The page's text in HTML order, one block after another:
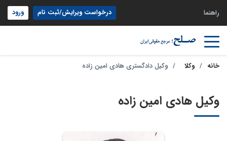
راهنما درخواست ویرایش/ثبت نام ورود
خانه وکلا وکیل دادگستری هادی امین زاده
وکیل هادی امین زاده